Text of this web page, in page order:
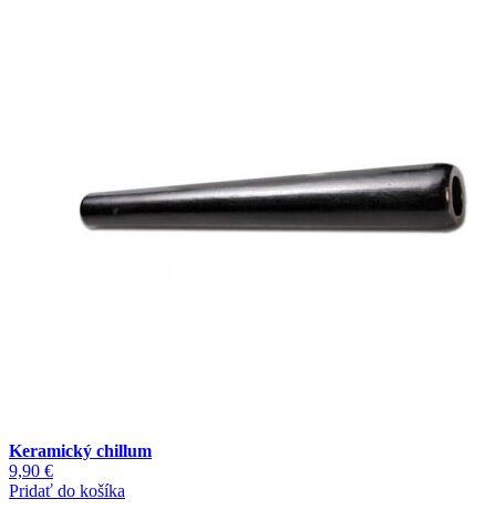
Keramický chillum
9,90 €
Pridať do košíka